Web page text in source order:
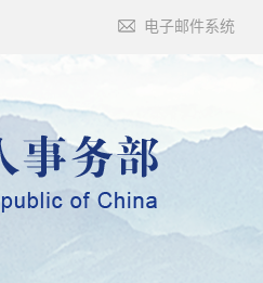
电子邮件系统